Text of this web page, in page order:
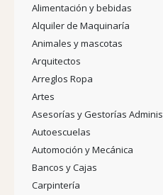
Alimentación y bebidas
Alquiler de Maquinaría
Animales y mascotas
Arquitectos
Arreglos Ropa
Artes
Asesorías y Gestorías
Autoescuelas
Automoción y Mecánica
Bancos y Cajas
Carpintería